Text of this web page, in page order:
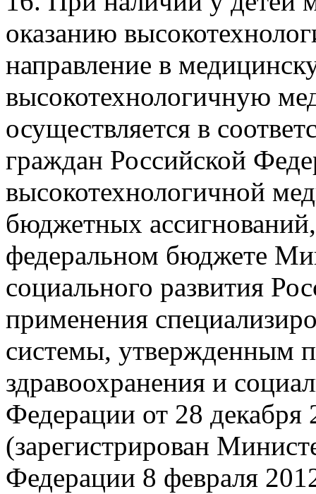
оказанию
направление в
высокотехнологичную
осуществляется в
граждан Российской
высокотехнологичной
бюджетных
федеральном бюджете
социального развития
применения
системы, утвержденным
здравоохранения и
Федерации от 28 декабря
(зарегистрирован
Федерации 8 февраля